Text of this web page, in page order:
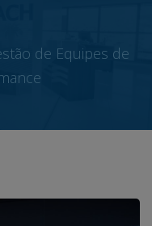
de Equipes de